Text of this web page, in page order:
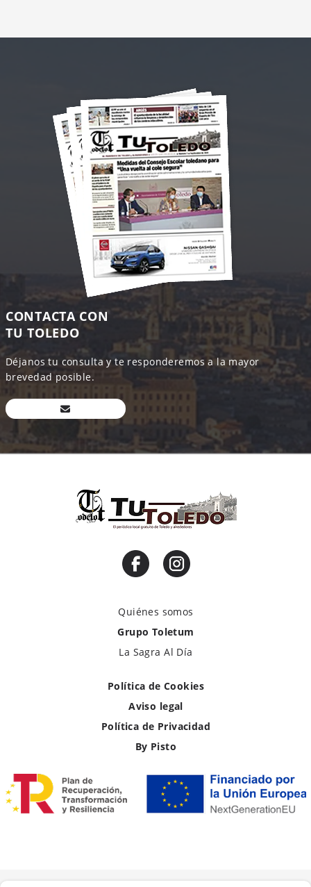
CONTACTA CON
TU TOLEDO
Déjanos tu consulta y te responderemos a la mayor
brevedad posible.
Quiénes somos
Grupo Toletum
La Sagra Al Día
Política de Cookies
Aviso legal
Política de Privacidad
By Pisto